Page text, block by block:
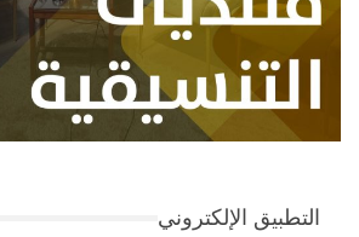
التطبيق الإلكتروني